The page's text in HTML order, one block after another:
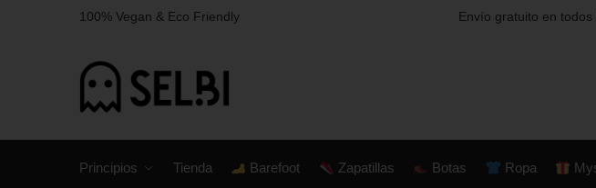
100% Vegan & Eco Friendly Envío gratuito en
Principios Tienda Barefoot Zapatillas Botas Ropa